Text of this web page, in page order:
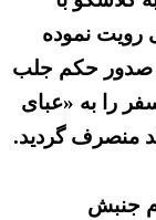
نموده
صدور حکم جلب
را به «عبای
منصرف گردید.
جنبش